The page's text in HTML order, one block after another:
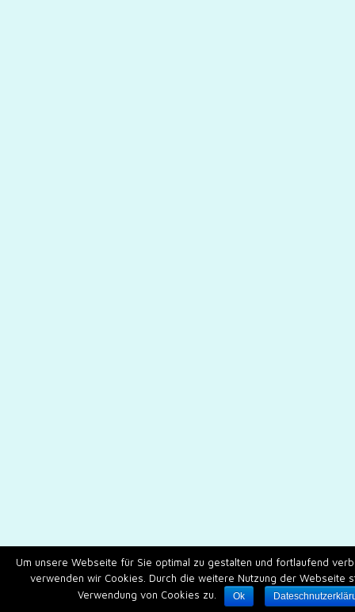
Um unsere Webseite für Sie optimal zu gestalten und fortlaufend
verwenden wir Cookies. Durch die weitere Nutzung der Webseite
Verwendung von Cookies zu.
Ok